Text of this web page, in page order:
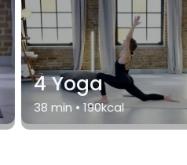
4 Yoga
38 min • 190kcal